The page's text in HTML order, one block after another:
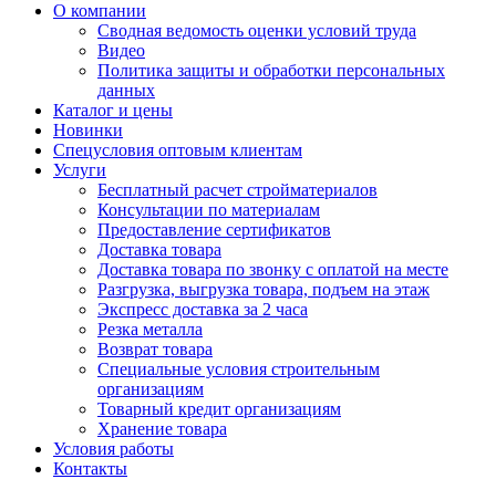
О компании
Сводная ведомость оценки условий труда
Видео
Политика защиты и обработки персональных
данных
Каталог и цены
Новинки
Спецусловия оптовым клиентам
Услуги
Бесплатный расчет стройматериалов
Консультации по материалам
Предоставление сертификатов
Доставка товара
Доставка товара по звонку с оплатой на месте
Разгрузка, выгрузка товара, подъем на этаж
Экспресс доставка за 2 часа
Резка металла
Возврат товара
Специальные условия строительным
организациям
Товарный кредит организациям
Хранение товара
Условия работы
Контакты